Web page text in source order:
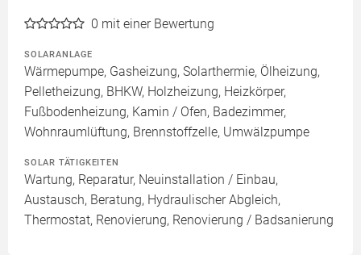
0 mit einer Bewertung
SOLARANLAGE
Wärmepumpe, Gasheizung, Solarthermie, Ölheizung,
Pelletheizung, BHKW, Holzheizung, Heizkörper,
Fußbodenheizung, Kamin / Ofen, Badezimmer,
Wohnraumlüftung, Brennstoffzelle, Umwälzpumpe
SOLAR TÄTIGKEITEN
Wartung, Reparatur, Neuinstallation / Einbau,
Austausch, Beratung, Hydraulischer Abgleich,
Thermostat, Renovierung, Renovierung / Badsanierung